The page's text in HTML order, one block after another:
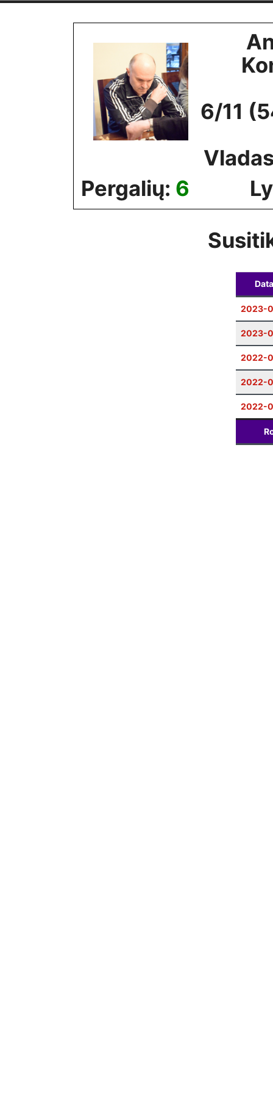
6/11
Pergalių: 6
Data
2023-
2023-
2022-
2022-
2022-